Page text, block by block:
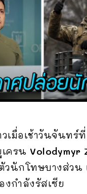
เมื่อเช้าวันจันทร์
ครน Volodymyr
นักโทษบางส่วน
กำลังรัสเซีย